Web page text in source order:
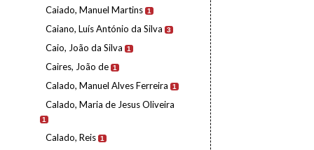
Caiado, Manuel Martins 1
Caiano, Luís António da Silva 3
Caio, João da Silva 1
Caires, João de 1
Calado, Manuel Alves Ferreira 1
Calado, Maria de Jesus Oliveira
1
Calado, Reis 1